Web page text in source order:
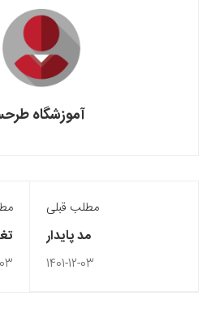
آموزشگاه
مطلب قبلی
مد پایدار
1401-12-03